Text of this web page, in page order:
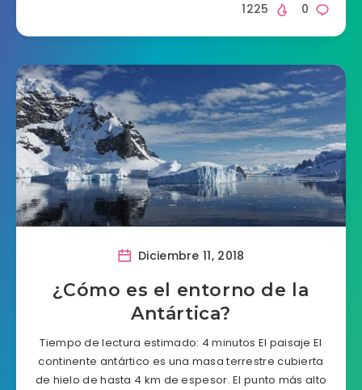
0
1225
Diciembre 11, 2018
¿Cómo es el entorno de la
Antártica?
Tiempo de lectura estimado: 4 minutos El paisaje El
continente antártico es una masa terrestre cubierta
de hielo de hasta 4 km de espesor. El punto más alto